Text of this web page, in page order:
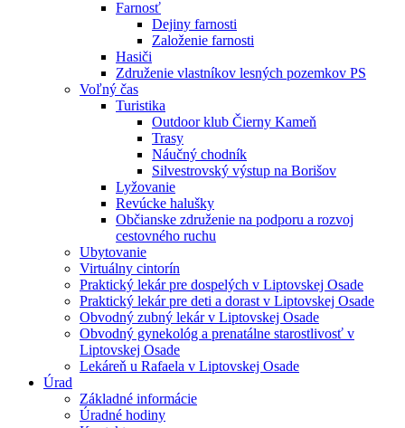
Farnosť
Dejiny farnosti
Založenie farnosti
Hasiči
Združenie vlastníkov lesných pozemkov PS
Voľný čas
Turistika
Outdoor klub Čierny Kameň
Trasy
Náučný chodník
Silvestrovský výstup na Borišov
Lyžovanie
Revúcke halušky
Občianske združenie na podporu a rozvoj
cestovného ruchu
Ubytovanie
Virtuálny cintorín
Praktický lekár pre dospelých v Liptovskej Osade
Praktický lekár pre deti a dorast v Liptovskej Osade
Obvodný zubný lekár v Liptovskej Osade
Obvodný gynekológ a prenatálne starostlivosť v
Liptovskej Osade
Lekáreň u Rafaela v Liptovskej Osade
Úrad
Základné informácie
Úradné hodiny